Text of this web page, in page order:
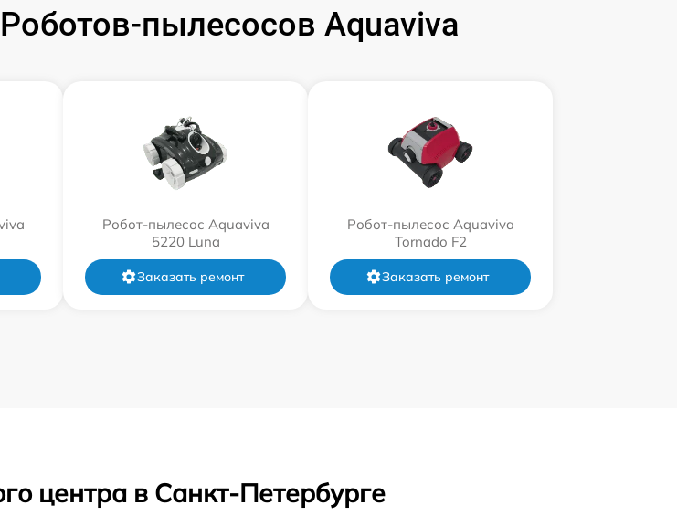
пылесосов Aquaviva
Робот-пылесос Aquaviva
5220 Luna
Заказать ремонт
Робот-пылесос Aquaviva
Tornado F2
Заказать ремонт
центра в Санкт-Петербурге